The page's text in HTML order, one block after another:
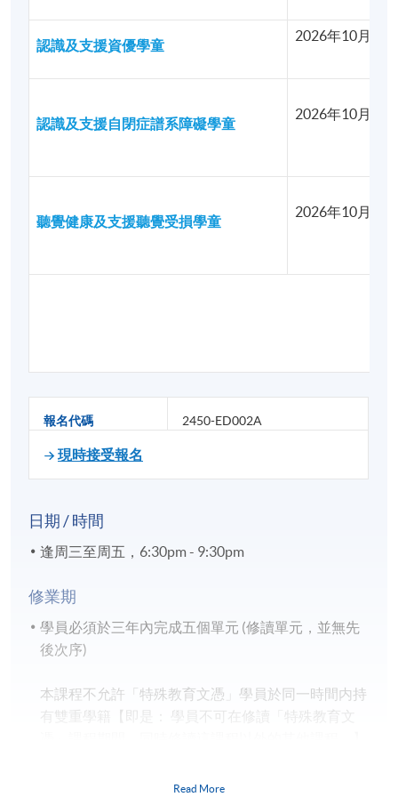
認識及支援資優學童
2026年10月07
認識及支援自閉症譜系障礙學童
2026年10月08
聽覺健康及支援聽覺受損學童
2026年10月16
報名代碼 2450-ED002A
現時接受報名
日期 / 時間
逢周三至周五，6:30pm - 9:30pm
修業期
學員必須於三年內完成五個單元 (修讀單元，並無先
後次序)
本課程不允許「特殊教育文憑」學員於同一時間内持
有雙重學籍【即是： 學員不可在修讀「特殊教育文
Read More